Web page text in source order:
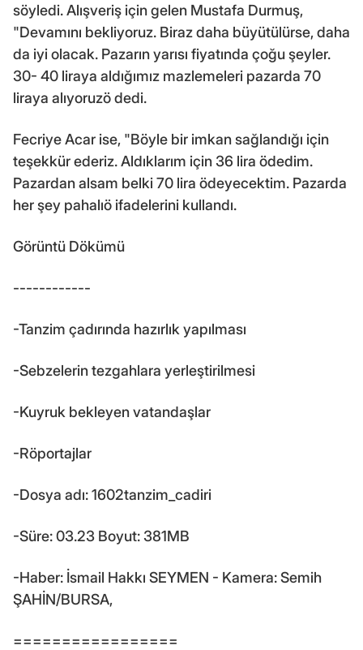
söyledi. Alışveriş için gelen Mustafa Durmuş,
"Devamını bekliyoruz. Biraz daha büyütülürse, daha
da iyi olacak. Pazarın yarısı fiyatında çoğu şeyler.
30- 40 liraya aldığımız mazlemeleri pazarda 70
liraya alıyoruzö dedi.
Fecriye Acar ise, "Böyle bir imkan sağlandığı için
teşekkür ederiz. Aldıklarım için 36 lira ödedim.
Pazardan alsam belki 70 lira ödeyecektim. Pazarda
her şey pahalıö ifadelerini kullandı.
Görüntü Dökümü
------------
-Tanzim çadırında hazırlık yapılması
-Sebzelerin tezgahlara yerleştirilmesi
-Kuyruk bekleyen vatandaşlar
-Röportajlar
-Dosya adı: 1602tanzim_cadiri
-Süre: 03.23 Boyut: 381MB
-Haber: İsmail Hakkı SEYMEN - Kamera: Semih
ŞAHİN/BURSA,
=================